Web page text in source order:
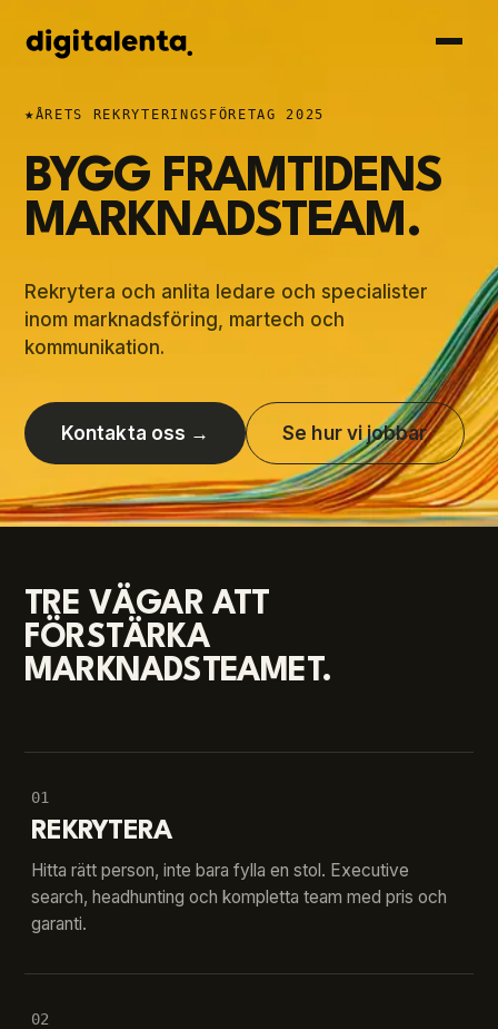
★ÅRETS REKRYTERINGSFÖRETAG 2025
BYGG FRAMTIDENS
MARKNADSTEAM.
Rekrytera och anlita ledare och specialister
inom marknadsföring, martech och
kommunikation.
Kontakta oss → Se hur vi jobbar
TRE VÄGAR ATT
FÖRSTÄRKA
MARKNADSTEAMET.
01
REKRYTERA
Hitta rätt person, inte bara fylla en stol. Executive
search, headhunting och kompletta team med pris och
garanti.
02